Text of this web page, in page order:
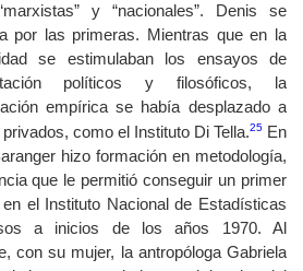
y “nacionales”. Denis se
por las primeras. Mientras que en la
se estimulaban los ensayos de
políticos y filosóficos, la
empírica se había desplazado a
como el Instituto Di Tella.25En
hizo formación en metodología,
que le permitió conseguir un primer
el Instituto Nacional de Estadísticas
a inicios de los años 1970. Al
con su mujer, la antropóloga Gabriela